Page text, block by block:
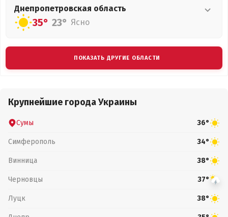
Днепропетровская область
35° 23° Ясно
ПОКАЗАТЬ ДРУГИЕ ОБЛАСТИ
Крупнейшие города Украины
Сумы 36°
Симферополь 34°
Винница 38°
Черновцы 37°
Луцк 38°